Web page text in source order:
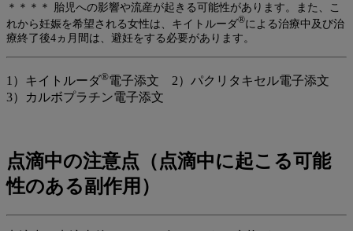
＊＊＊＊ 胎児への影響や流産が起きる可能性があります。また、こ
れから妊娠を希望される女性は、キイトルーダ®による治療中及び治
療終了後4ヵ月間は、避妊をする必要があります。
1）キイトルーダ®電子添文 2）パクリタキセル電子添文
3）カルボプラチン電子添文
点滴中の注意点 （点滴中に起こる可能
性のある副作用）